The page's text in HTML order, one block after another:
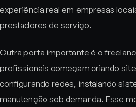
experiência real em empresas
prestadores de serviço.
Outra porta importante é o
profissionais começam criando
configurando redes, instalando
manutenção sob demanda. Esse